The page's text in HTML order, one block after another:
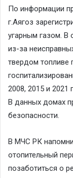
По информации
г.Аягоз
угарным газом. В
из-за
твердом топливе
2008, 2015 и 2021
В данных домах
безопасности.
В МЧС РК
отопительный
позаботиться о